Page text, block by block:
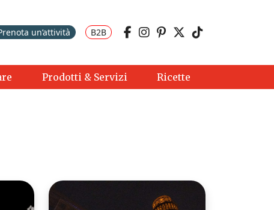
un’attività B2B
Prodotti & Servizi Ricette